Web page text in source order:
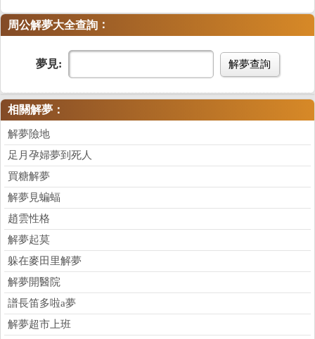
周公解夢大全查詢 ：
夢見: 解夢查詢
相關解夢：
解夢險地
足月孕婦夢到死人
買糖解夢
解夢見蝙蝠
趙雲性格
解夢起莫
躲在麥田里解夢
解夢開醫院
譜長笛多啦a夢
解夢超市上班